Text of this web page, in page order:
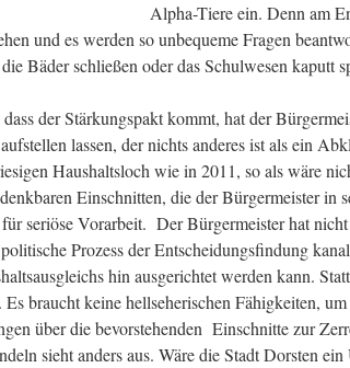
Alpha-Tiere ein. Denn am
und es werden so unbequeme Fragen
Bäder schließen oder das Schulwesen kaputt
der Stärkungspakt kommt, hat der
lassen, der nichts anderes ist als ein
Haushaltsloch wie in 2011, so als wäre
Einschnitten, die der Bürgermeister in
seriöse Vorarbeit. Der Bürgermeister hat
Prozess der Entscheidungsfindung
hin ausgerichtet werden kann.
braucht keine hellseherischen Fähigkeiten, um
über die bevorstehenden Einschnitte zur
sieht anders aus. Wäre die Stadt Dorsten